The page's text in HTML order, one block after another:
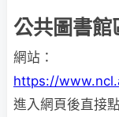
公共圖書館
網站：
https://
進入網頁後直接